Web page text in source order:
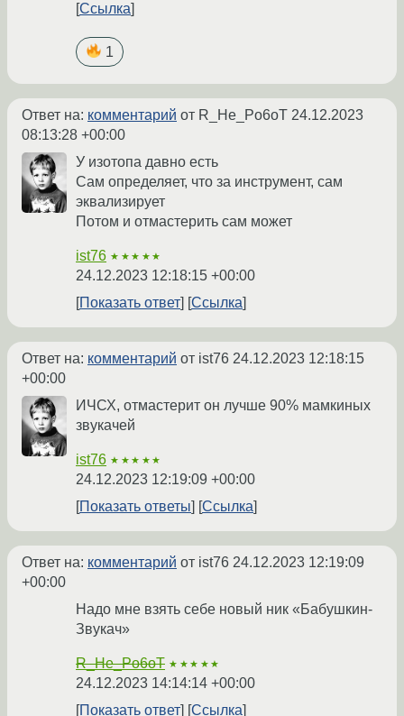
Ссылка
1
Ответ на: комментарий от R_He_Po6oT 24.12.2023
08:13:28 +00:00
У изотопа давно есть
Сам определяет, что за инструмент, сам
эквализирует
Потом и отмастерить сам может
ist76 ★★★★★
24.12.2023 12:18:15 +00:00
Показать ответ
Ссылка
Ответ на: комментарий от ist76 24.12.2023 12:18:15
+00:00
ИЧСХ, отмастерит он лучше 90% мамкиных
звукачей
ist76 ★★★★★
24.12.2023 12:19:09 +00:00
Показать ответы
Ссылка
Ответ на: комментарий от ist76 24.12.2023 12:19:09
+00:00
Надо мне взять себе новый ник «Бабушкин-
Звукач»
R_He_Po6oT ★★★★★
24.12.2023 14:14:14 +00:00
Показать ответ
Ссылка